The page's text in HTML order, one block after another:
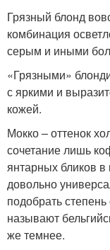
Грязный блонд
комбинация
серым и иными
«Грязными»
с яркими и
кожей.
Мокко – оттенок
сочетание лишь
янтарных бликов
довольно
подобрать
называют
же темнее.